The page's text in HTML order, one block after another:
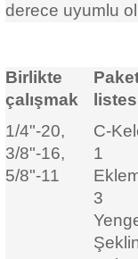
derece uyumlu
Birlikte
çalışmak
1/4"-20,
3/8"-16,
5/8"-11
C-
1
3